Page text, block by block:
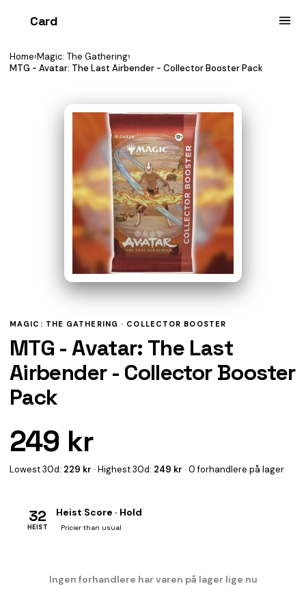
Card
Home›Magic: The Gathering›
MTG - Avatar: The Last Airbender - Collector Booster Pack
MAGIC: THE GATHERING · COLLECTOR BOOSTER
MTG - Avatar: The Last
Airbender - Collector Booster
Pack
249 kr
Lowest 30d: 229 kr · Highest 30d: 249 kr · 0 forhandlere på lager
32
HEIST
Heist Score · Hold
Pricier than usual
Ingen forhandlere har varen på lager lige nu